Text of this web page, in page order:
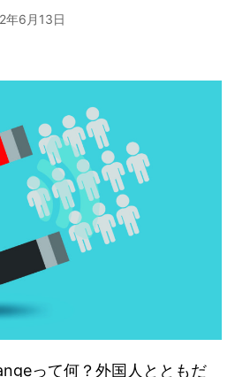
年6月13日
って何？外国人とともだ